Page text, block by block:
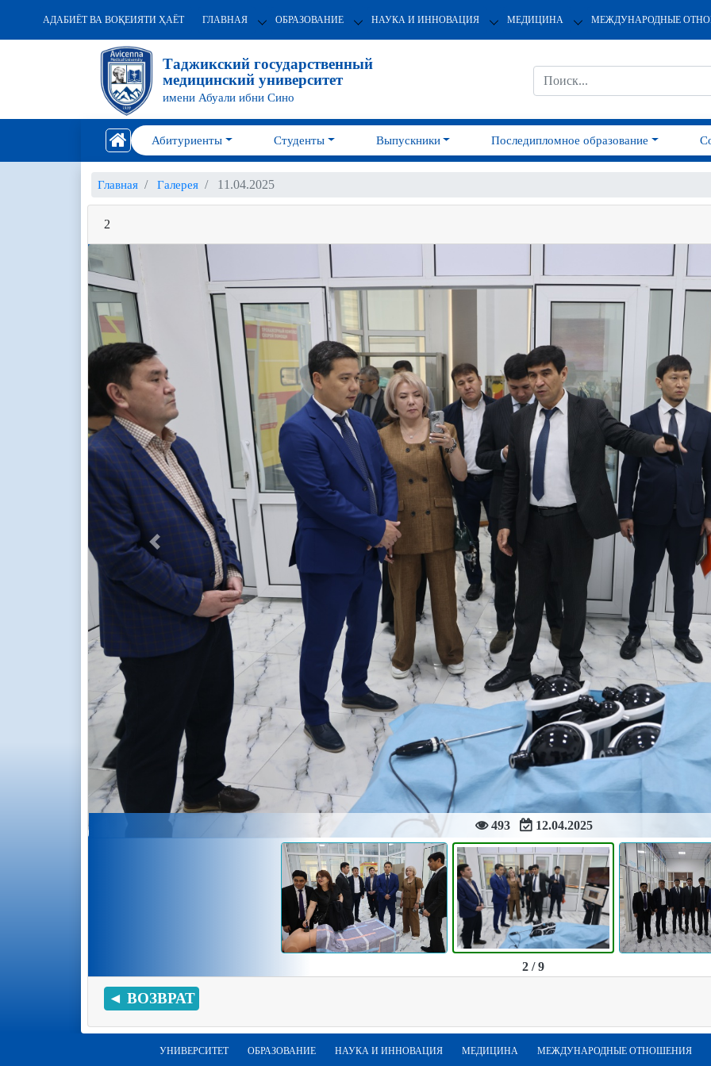
АДАБИЁТ ВА ВОҚЕИЯТИ ҲАЁТ ГЛАВНАЯ ОБРАЗОВАНИЕ НАУКА И ИННОВАЦИЯ МЕДИЦИНА МЕЖДУНАРОДНЫЕ
Таджикский государственный
медицинский университет
имени Абуали ибни Сино
Абитуриенты Студенты Выпускники Последипломное образование
Главная Галерея 11.04.2025
2
493 12.04.2025
Previous
2 / 9
◄ ВОЗВРАТ
УНИВЕРСИТЕТ ОБРАЗОВАНИЕ НАУКА И ИННОВАЦИЯ МЕДИЦИНА МЕЖДУНАРОДНЫЕ ОТНОШЕНИЯ